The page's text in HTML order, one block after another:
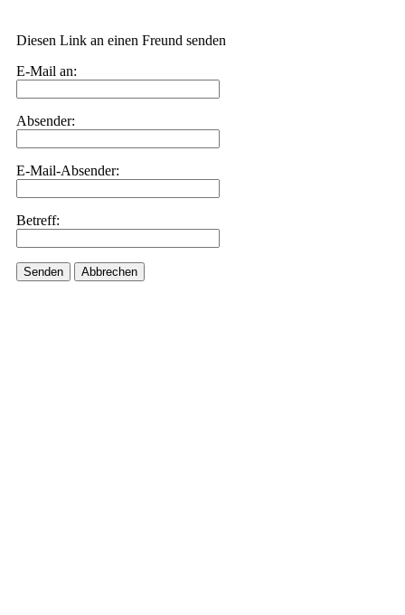
Diesen Link an einen Freund senden
E-Mail an:
Absender:
E-Mail-Absender:
Betreff:
Senden Abbrechen